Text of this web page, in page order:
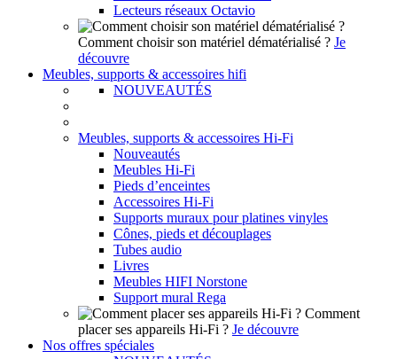
Lecteurs réseaux Octavio
Comment choisir son matériel dématérialisé ? Je
découvre
Meubles, supports & accessoires hifi
NOUVEAUTÉS
Meubles, supports & accessoires Hi-Fi
Nouveautés
Meubles Hi-Fi
Pieds d’enceintes
Accessoires Hi-Fi
Supports muraux pour platines vinyles
Cônes, pieds et découplages
Tubes audio
Livres
Meubles HIFI Norstone
Support mural Rega
Comment
placer ses appareils Hi-Fi ? Je découvre
Nos offres spéciales